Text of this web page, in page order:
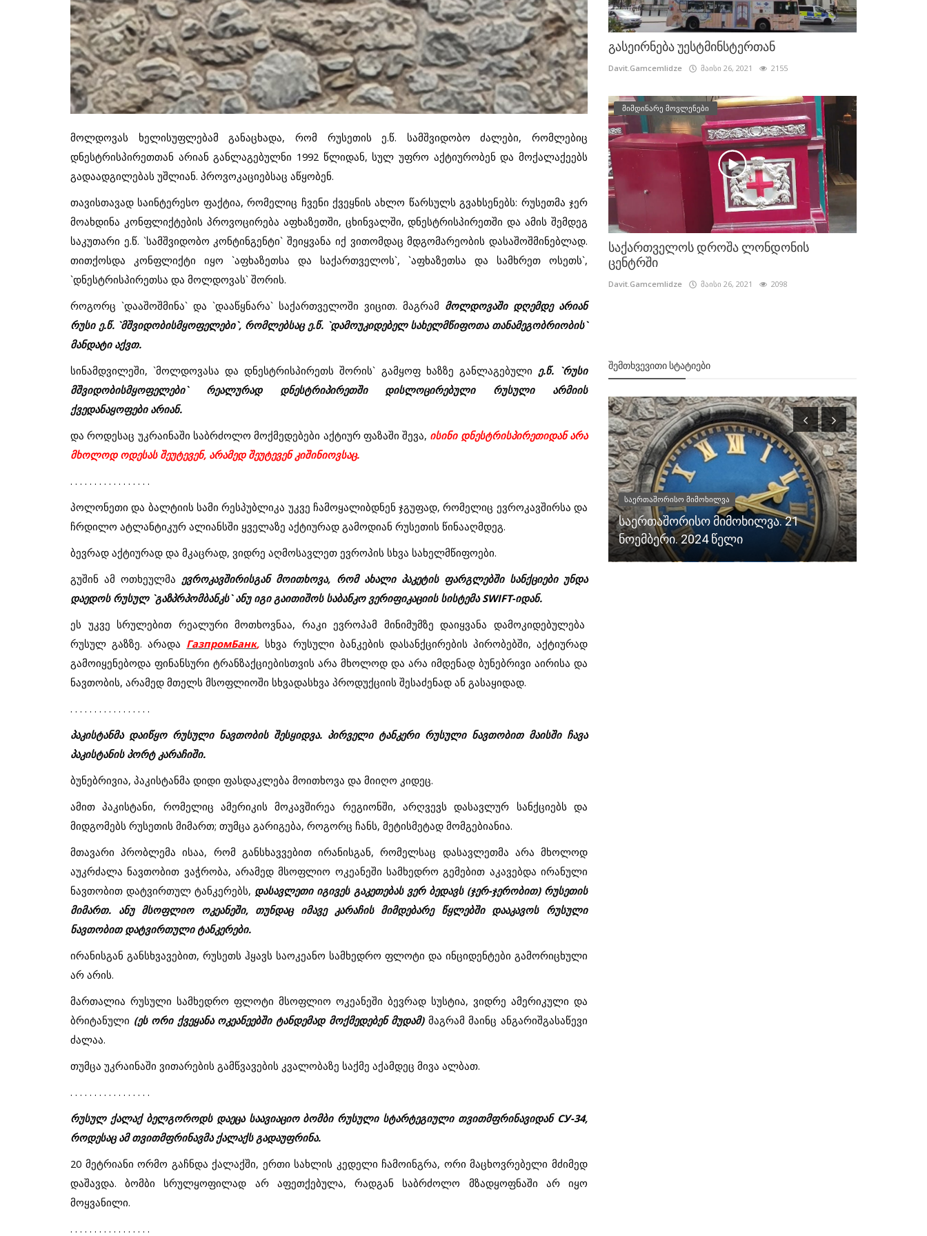
მოლდოვას ხელისუფლებამ განაცხადა, რომ რუსეთის ე.წ. სამშვიდობო ძალები, რომლებიც
დნესტრისპირეთთან არიან განლაგებულნი 1992 წლიდან, სულ უფრო აქტიურობენ და მოქალაქეებს
გადაადგილებას უშლიან. პროვოკაციებსაც აწყობენ.
თავისთავად საინტერესო ფაქტია, რომელიც ჩვენი ქვეყნის ახლო წარსულს გვახსენებს: რუსეთმა ჯერ
მოახდინა კონფლიქტების პროვოცირება აფხაზეთში, ცხინვალში, დნესტრისპირეთში და ამის შემდეგ
საკუთარი ე.წ. `სამშვიდობო კონტინგენტი` შეიყვანა იქ ვითომდაც მდგომარეობის დასაშოშმინებლად.
თითქოსდა კონფლიქტი იყო `აფხაზეთსა და საქართველოს`, `აფხაზეთსა და სამხრეთ ოსეთს`,
`დნესტრისპირეთსა და მოლდოვას` შორის.
როგორც `დააშოშმინა` და `დააწყნარა` საქართველოში ვიცით. მაგრამ მოლდოვაში დღემდე არიან
რუსი ე.წ. `მშვიდობისმყოფელები`, რომლებსაც ე.წ. `დამოუკიდებელ სახელმწიფოთა თანამეგობრიობის`
მანდატი აქვთ.
სინამდვილეში, `მოლდოვასა და დნესტრისპირეთს შორის` გამყოფ ხაზზე განლაგებული ე.წ. `რუსი
მშვიდობისმყოფელები` რეალურად დნესტრიპირეთში დისლოცირებული რუსული არმიის
ქვედანაყოფები არიან.
და როდესაც უკრაინაში საბრძოლო მოქმედებები აქტიურ ფაზაში შევა, ისინი დნესტრისპირეთიდან არა
მხოლოდ ოდესას შეუტევენ, არამედ შეუტევენ კიშინიოვსაც.
. . . . . . . . . . . . . . . . .
პოლონეთი და ბალტიის სამი რესპუბლიკა უკვე ჩამოყალიბდნენ ჯგუფად, რომელიც ევროკავშირსა და
ჩრდილო ატლანტიკურ ალიანსში ყველაზე აქტიურად გამოდიან რუსეთის წინააღმდეგ.
ბევრად აქტიურად და მკაცრად, ვიდრე აღმოსავლეთ ევროპის სხვა სახელმწიფოები.
გუშინ ამ ოთხეულმაევროკავშირისგან მოითხოვა, რომ ახალი პაკეტის ფარგლებში სანქციები უნდა
დაედოს რუსულ `გაზპრპომბანკს` ანუ იგი გაითიშოს საბანკო ვერიფიკაციის სისტემაSWIFT-იდან.
ეს უკვე სრულებით რეალური მოთხოვნაა, რაკი ევროპამ მინიმუმზე დაიყვანა დამოკიდებულება
რუსულ გაზზე. არადა ГазпромБанк, სხვა რუსული ბანკების დასანქცირების პირობებში, აქტიურად
გამოიყენებოდა ფინანსური ტრანზაქციებისთვის არა მხოლოდ და არა იმდენად ბუნებრივი აირისა და
ნავთობის, არამედ მთელს მსოფლიოში სხვადასხვა პროდუქციის შესაძენად ან გასაყიდად.
. . . . . . . . . . . . . . . . .
პაკისტანმა დაიწყო რუსული ნავთობის შესყიდვა. პირველი ტანკერი რუსული ნავთობით მაისში ჩავა
პაკისტანის პორტ კარაჩიში.
ბუნებრივია, პაკისტანმა დიდი ფასდაკლება მოითხოვა და მიიღო კიდეც.
ამით პაკისტანი, რომელიც ამერიკის მოკავშირეა რეგიონში, არღვევს დასავლურ სანქციებს და
მიდგომებს რუსეთის მიმართ; თუმცა გარიგება, როგორც ჩანს, მეტისმეტად მომგებიანია.
მთავარი პრობლემა ისაა, რომ განსხავვებით ირანისგან, რომელსაც დასავლეთმა არა მხოლოდ
აუკრძალა ნავთობით ვაჭრობა, არამედ მსოფლიო ოკეანეში სამხედრო გემებით აკავებდა ირანული
ნავთობით დატვირთულ ტანკერებს, დასავლეთი იგივეს გაკეთებას ვერ ბედავს (ჯერ-ჯერობით) რუსეთის
მიმართ. ანუ მსოფლიო ოკეანეში, თუნდაც იმავე კარაჩის მიმდებარე წყლებში დააკავოს რუსული
ნავთობით დატვირთული ტანკერები.
ირანისგან განსხვავებით, რუსეთს ჰყავს საოკეანო სამხედრო ფლოტი და ინციდენტები გამორიცხული
არ არის.
მართალია რუსული სამხედრო ფლოტი მსოფლიო ოკეანეში ბევრად სუსტია, ვიდრე ამერიკული და
ბრიტანული (ეს ორი ქვეყანა ოკეანეებში ტანდემად მოქმედებენ მუდამ)მაგრამ მაინც ანგარიშგასაწევი
ძალაა.
თუმცა უკრაინაში ვითარების გამწვავების კვალობაზე საქმე აქამდეც მივა ალბათ.
. . . . . . . . . . . . . . . . .
რუსულ ქალაქ ბელგოროდს დაეცა საავიაციო ბომბი რუსული სტარტეგიული თვითმფრინავიდან СУ-34,
როდესაც ამ თვითმფრინავმა ქალაქს გადაუფრინა.
20 მეტრიანი ორმო გაჩნდა ქალაქში, ერთი სახლის კედელი ჩამოინგრა, ორი მაცხოვრებელი მძიმედ
დაშავდა. ბომბი სრულყოფილად არ აფეთქებულა, რადგან საბრძოლო მზადყოფნაში არ იყო
მოყვანილი.
. . . . . . . . . . . . . . . . .
გასეირნება უესტმინსტერთან
Davit.Gamcemlidze მაისი 26, 2021 2155
მიმდინარე მოვლენები
საქართველოს დროშა ლონდონის
ცენტრში
Davit.Gamcemlidze მაისი 26, 2021 2098
ᲨᲔᲛᲗᲮᲕᲔᲕᲘᲗᲘ ᲡᲢᲐᲢᲘᲔᲑᲘ
ზვიად გამსახურდიას მომხრეთა
მოძრაობას არა აქვს მორალური
2002
საერთაშორისო მიმოხილვა
საერთაშორისო მიმოხილვა. 21
ნოემბერი. 2024 წელი